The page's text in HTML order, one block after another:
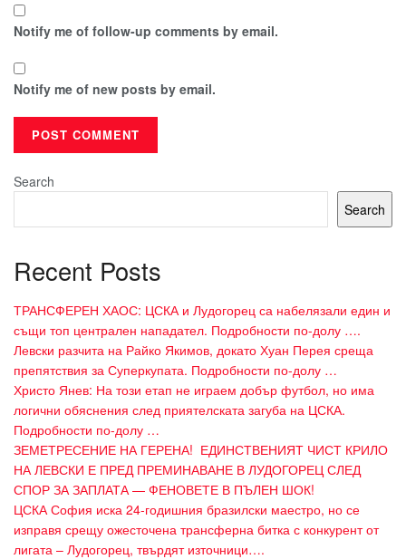
Notify me of follow-up comments by email.
Notify me of new posts by email.
Search
Search
Recent Posts
ТРАНСФЕРЕН ХАОС: ЦСКА и Лудогорец са набелязали един и
същи топ централен нападател. Подробности по-долу ….
Левски разчита на Райко Якимов, докато Хуан Перея среща
препятствия за Суперкупата. Подробности по-долу …
Христо Янев: На този етап не играем добър футбол, но има
логични обяснения след приятелската загуба на ЦСКА.
Подробности по-долу …
ЗЕМЕТРЕСЕНИЕ НА ГЕРЕНА! ЕДИНСТВЕНИЯТ ЧИСТ КРИЛО
НА ЛЕВСКИ Е ПРЕД ПРЕМИНАВАНЕ В ЛУДОГОРЕЦ СЛЕД
СПОР ЗА ЗАПЛАТА — ФЕНОВЕТЕ В ПЪЛЕН ШОК!
ЦСКА София иска 24-годишния бразилски маестро, но се
изправя срещу ожесточена трансферна битка с конкурент от
лигата – Лудогорец, твърдят източници….